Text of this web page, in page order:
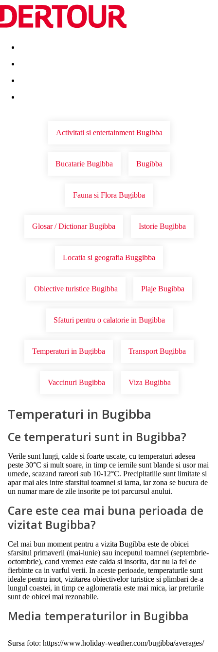
Destinatii Vacanta perfecta OFERTE DE NERATAT
Activitati si entertainment Bugibba
Bucatarie Bugibba Bugibba
Fauna si Flora Bugibba
Glosar / Dictionar Bugibba Istorie Bugibba
Locatia si geografia Buggibba
Obiective turistice Bugibba Plaje Bugibba
Sfaturi pentru o calatorie in Bugibba
Temperaturi in Bugibba Transport Bugibba
Vaccinuri Bugibba Viza Bugibba
Temperaturi in Bugibba
Ce temperaturi sunt in Bugibba?
Verile sunt lungi, calde si foarte uscate, cu temperaturi adesea
peste 30°C si mult soare, in timp ce iernile sunt blande si usor mai
umede, scazand rareori sub 10-12°C. Precipitatiile sunt limitate si
apar mai ales intre sfarsitul toamnei si iarna, iar zona se bucura de
un numar mare de zile insorite pe tot parcursul anului.
Care este cea mai buna perioada de
vizitat Bugibba?
Cel mai bun moment pentru a vizita Bugibba este de obicei
sfarsitul primaverii (mai-iunie) sau inceputul toamnei (septembrie-
octombrie), cand vremea este calda si insorita, dar nu la fel de
fierbinte ca in varful verii. In aceste perioade, temperaturile sunt
ideale pentru inot, vizitarea obiectivelor turistice si plimbari de-a
lungul coastei, in timp ce aglomeratia este mai mica, iar preturile
sunt de obicei mai rezonabile.
Media temperaturilor in Bugibba
Sursa foto: https://www.holiday-weather.com/bugibba/averages/